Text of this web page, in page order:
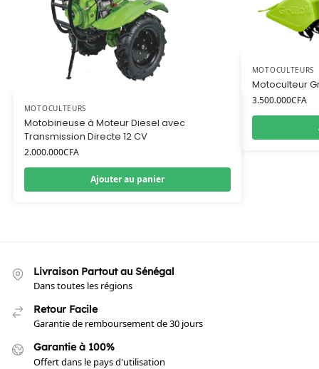
MOTOCULTEURS
Motobineuse à Moteur Diesel avec
Transmission Directe 12 CV
2.000.000CFA
Ajouter au panier
MOTOCULTEURS
Motoculteur
3.500.000CFA
Livraison Partout au Sénégal
Dans toutes les régions
Retour Facile
Garantie de remboursement de 30 jours
Garantie à 100%
Offert dans le pays d'utilisation